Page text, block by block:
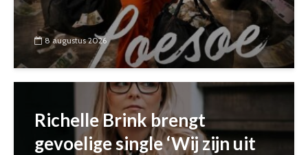
8 augustus 2026
Richelle Brink brengt
gevoelige single ‘Wij zijn uit